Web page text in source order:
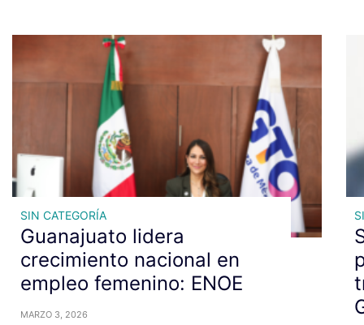
SIN CATEGORÍA
Guanajuato lidera
crecimiento nacional en
empleo femenino: ENOE
MARZO 3, 2026